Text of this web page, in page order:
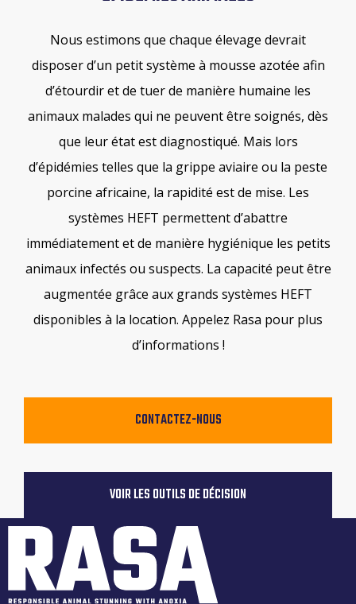
Nous estimons que chaque élevage devrait
disposer d’un petit système à mousse azotée afin
d’étourdir et de tuer de manière humaine les
animaux malades qui ne peuvent être soignés, dès
que leur état est diagnostiqué. Mais lors
d’épidémies telles que la grippe aviaire ou la peste
porcine africaine, la rapidité est de mise. Les
systèmes HEFT permettent d’abattre
immédiatement et de manière hygiénique les petits
animaux infectés ou suspects. La capacité peut être
augmentée grâce aux grands systèmes HEFT
disponibles à la location. Appelez Rasa pour plus
d’informations !
CONTACTEZ-NOUS
VOIR LES OUTILS DE DÉCISION